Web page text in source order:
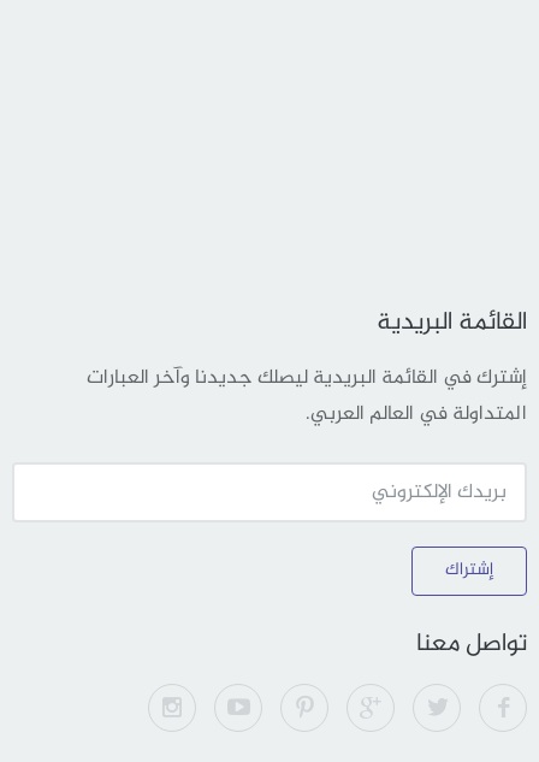
القائمة البريدية
إشترك في القائمة البريدية ليصلك جديدنا وآخر العبارات
المتداولة في العالم العربي.
إشتراك
تواصل معنا